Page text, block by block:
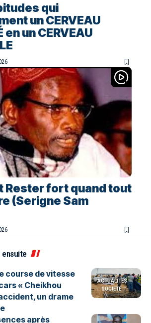
qui
un CERVEAU
en un CERVEAU
Rester fort quand tout
(Serigne Sam
ensuite
ACTUALITES
SOCIETE
course de vitesse
« Cheikhou
un drame
après